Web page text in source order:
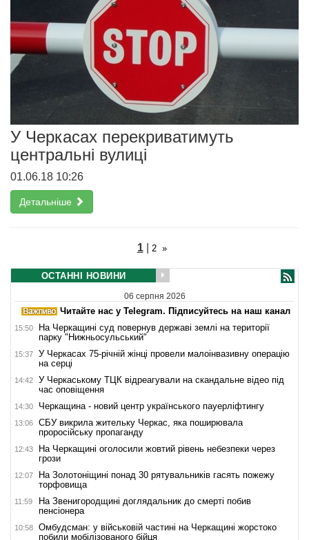
У Черкасах перекриватимуть
центральні вулиці
01.06.18 10:26
Детальніше
1| 2 »
ОСТАННІ НОВИНИ
06 серпня 2026
Читайте нас у Telegram. Підписуйтесь на наш канал
15:50
На Черкащині суд повернув державі землі на території
парку "Нижньосульський"
15:37
У Черкасах 75-річній жінці провели малоінвазивну операцію
на серці
14:42
У Черкаському ТЦК відреагували на скандальне відео під
час оповіщення
14:30 Черкащина - новий центр українського пауерліфтингу
13:06
СБУ викрила жительку Черкас, яка поширювала
проросійську пропаганду
12:43
На Черкащині оголосили жовтий рівень небезпеки через
грози
12:07
На Золотоніщині понад 30 рятувальників гасять пожежу
торфовища
11:59
На Звенигородщині доглядальник до смерті побив
пенсіонера
10:58
Омбудсман: у військовій частині на Черкащині жорстоко
побили мобілізованого бійця